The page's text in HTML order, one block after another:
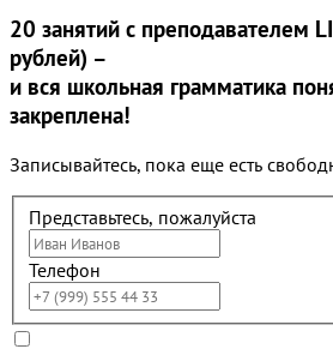
20 занятий с преподавателем
рублей) –
и вся школьная грамматика
закреплена!
Записывайтесь, пока еще есть
Представьтесь, пожалуйста
Телефон